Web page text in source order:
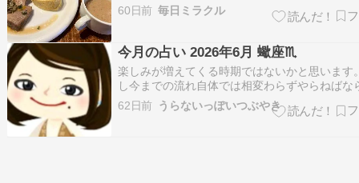
レスでパーキンソン症状悪化中』こんにちは。
寝返りがうてなくなり、布団の中で軽くパニッ
いですトイレに歩いていくのが至難……
60日前 毎日ミラクル
今月の占い 2026年6月 蠍座♏️
楽しみが増えてくる時期ではないかと思います
し今までの流れ自体では相変わらずやらねばな
ことや奮闘を重ねているので、この楽しみに勇
られるのかもしれない。例えば、いよいよワー
62日前 うらないっぽいつぶやき